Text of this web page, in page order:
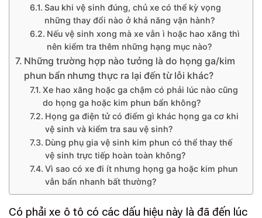
Sau khi vệ sinh đúng, chủ xe có thể kỳ vọng
những thay đổi nào ở khả năng vận hành?
Nếu vệ sinh xong mà xe vẫn ì hoặc hao xăng thì
nên kiểm tra thêm những hạng mục nào?
Những trường hợp nào tưởng là do họng ga/kim
phun bẩn nhưng thực ra lại đến từ lỗi khác?
Xe hao xăng hoặc ga chậm có phải lúc nào cũng
do họng ga hoặc kim phun bẩn không?
Họng ga điện tử có điểm gì khác họng ga cơ khi
vệ sinh và kiểm tra sau vệ sinh?
Dùng phụ gia vệ sinh kim phun có thể thay thế
vệ sinh trực tiếp hoàn toàn không?
Vì sao có xe đi ít nhưng họng ga hoặc kim phun
vẫn bẩn nhanh bất thường?
Có phải xe ô tô có các dấu hiệu này là đã đến lúc